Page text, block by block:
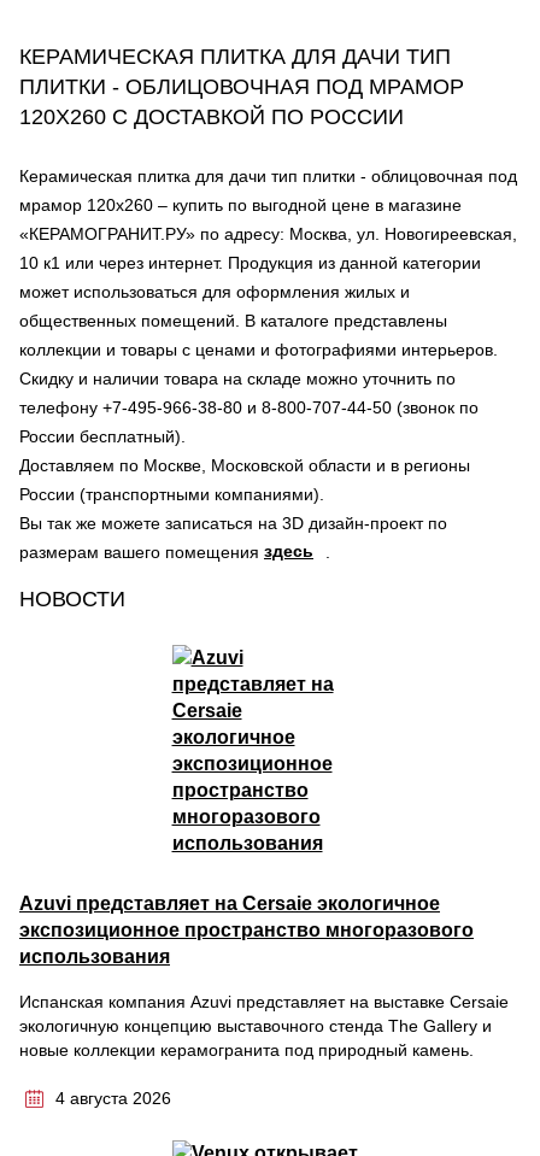
КЕРАМИЧЕСКАЯ ПЛИТКА ДЛЯ ДАЧИ ТИП
ПЛИТКИ - ОБЛИЦОВОЧНАЯ ПОД МРАМОР
120Х260 С ДОСТАВКОЙ ПО РОССИИ
Керамическая плитка для дачи тип плитки - облицовочная под
мрамор 120х260 – купить по выгодной цене в магазине
«КЕРАМОГРАНИТ.РУ» по адресу: Москва, ул. Новогиреевская,
10 к1 или через интернет. Продукция из данной категории
может использоваться для оформления жилых и
общественных помещений. В каталоге представлены
коллекции и товары с ценами и фотографиями интерьеров.
Скидку и наличии товара на складе можно уточнить по
телефону +7-495-966-38-80 и 8-800-707-44-50 (звонок по
России бесплатный).
Доставляем по Москве, Московской области и в регионы
России (транспортными компаниями).
Вы так же можете записаться на 3D дизайн-проект по
размерам вашего помещения здесь
НОВОСТИ
Azuvi представляет на Cersaie экологичное
экспозиционное пространство многоразового
использования
Испанская компания Azuvi представляет на выставке Cersaie
экологичную концепцию выставочного стенда The Gallery и
новые коллекции керамогранита под природный камень.
4 августа 2026